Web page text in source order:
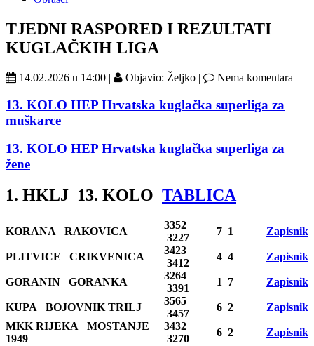
TJEDNI RASPORED I REZULTATI
KUGLAČKIH LIGA
14.02.2026 u 14:00 | Objavio: Željko | Nema komentara
13. KOLO HEP Hrvatska kuglačka superliga za
muškarce
13. KOLO HEP Hrvatska kuglačka superliga za
žene
1. HKLJ 13. KOLO TABLICA
KORANA RAKOVICA
3352
3227
7 1 Zapisnik
PLITVICE CRIKVENICA
3423
3412
4 4 Zapisnik
GORANIN GORANKA
3264
3391
1 7 Zapisnik
KUPA BOJOVNIK TRILJ
3565
3457
6 2
Zapisnik
MKK RIJEKA MOSTANJE
1949
3432
3270
6 2 Zapisnik